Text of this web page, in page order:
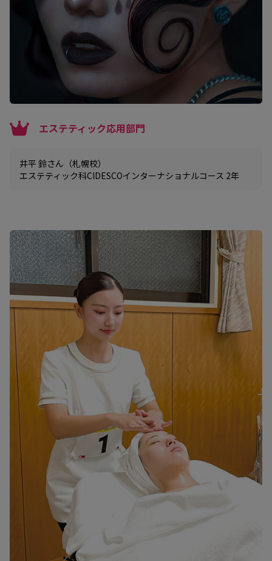
エステティック応用部門
井平 鈴さん（札幌校）
エステティック科CIDESCOインターナショナルコース 2年